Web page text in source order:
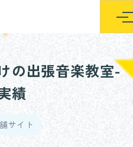
ホームペ
の出張音楽教室-
績
サイト